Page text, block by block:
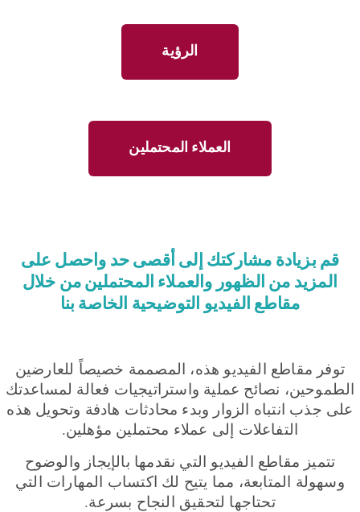
الرؤية
العملاء المحتملين
قم بزيادة مشاركتك إلى أقصى حد واحصل على
المزيد من الظهور والعملاء المحتملين من خلال
مقاطع الفيديو التوضيحية الخاصة بنا
توفر مقاطع الفيديو هذه، المصممة خصيصاً للعارضين
الطموحين، نصائح عملية واستراتيجيات فعالة لمساعدتك
على جذب انتباه الزوار وبدء محادثات هادفة وتحويل هذه
التفاعلات إلى عملاء محتملين مؤهلين.
تتميز مقاطع الفيديو التي نقدمها بالإيجاز والوضوح
وسهولة المتابعة، مما يتيح لك اكتساب المهارات التي
تحتاجها لتحقيق النجاح بسرعة.